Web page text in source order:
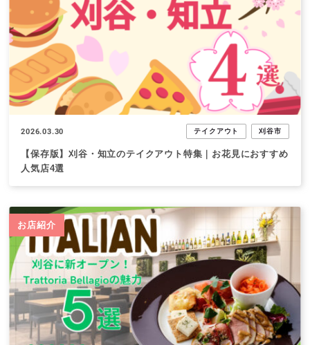
2026.03.30 テイクアウト 刈谷市
【保存版】刈谷・知立のテイクアウト特集｜お花見におすすめ
人気店4選
お店紹介